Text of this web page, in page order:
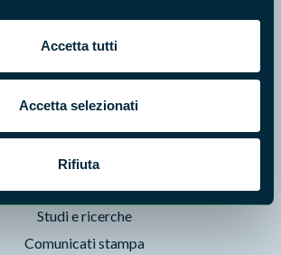
Accetta tutti
Accetta selezionati
Rifiuta
Foto e Video
Pubblicazioni
Prodotti Natura in Campo
Aziende Natura in Campo
Programmi e progetti
Cartografie
Avvisi e bandi
Studi e ricerche
Comunicati stampa